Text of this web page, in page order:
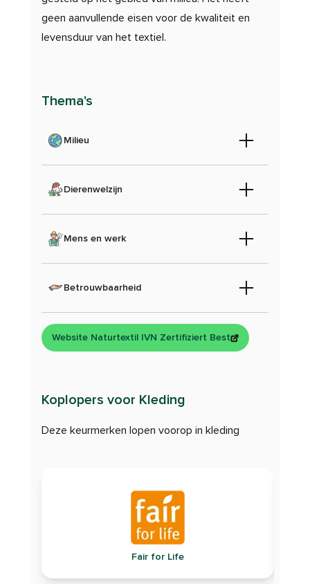
geen aanvullende eisen voor de kwaliteit en
levensduur van het textiel.
Thema's
Milieu
Dierenwelzijn
Mens en werk
Betrouwbaarheid
Website Naturtextil IVN Zertifiziert Best
Koplopers voor Kleding
Deze keurmerken lopen voorop in kleding
Fair for Life